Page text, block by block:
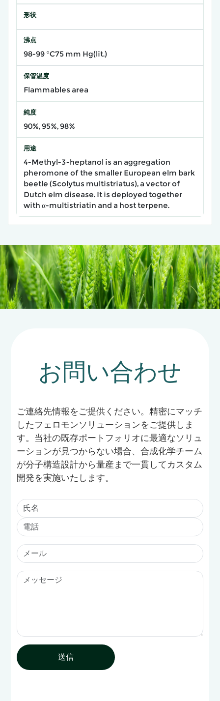
形状
沸点
98-99 °C75 mm Hg(lit.)
保管温度
Flammables area
純度
90%, 95%, 98%
用途
4-Methyl-3-heptanol is an aggregation
pheromone of the smaller European elm bark
beetle (Scolytus multistriatus), a vector of
Dutch elm disease. It is deployed together
with α-multistriatin and a host terpene.
お問い合わせ
ご連絡先情報をご提供ください。精密にマッチ
したフェロモンソリューションをご提供しま
す。当社の既存ポートフォリオに最適なソリュ
ーションが見つからない場合、合成化学チーム
が分子構造設計から量産まで一貫してカスタム
開発を実施いたします。
送信